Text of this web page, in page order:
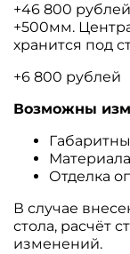
+46 800
+500мм.
хранится под
+6 800
Возможны
Отделка
В случае
стола, расчёт
изменений.